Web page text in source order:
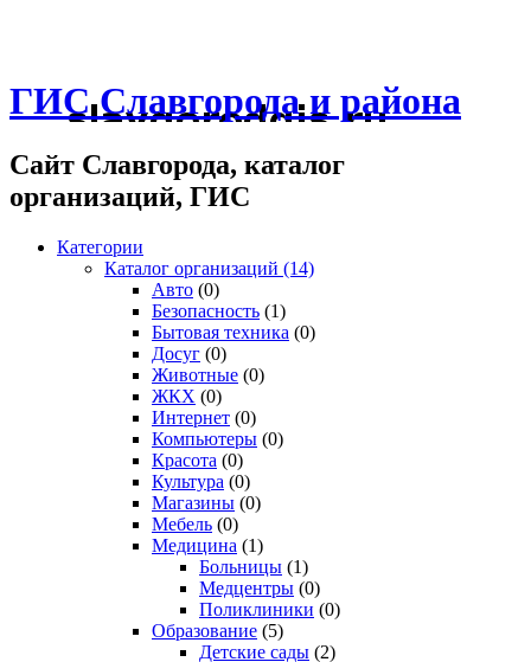
ГИС Славгорода и района
Сайт Славгорода, каталог
организаций, ГИС
Категории
Каталог организаций (14)
Авто (0)
Безопасность (1)
Бытовая техника (0)
Досуг (0)
Животные (0)
ЖКХ (0)
Интернет (0)
Компьютеры (0)
Красота (0)
Культура (0)
Магазины (0)
Мебель (0)
Медицина (1)
Больницы (1)
Медцентры (0)
Поликлиники (0)
Образование (5)
Детские сады (2)